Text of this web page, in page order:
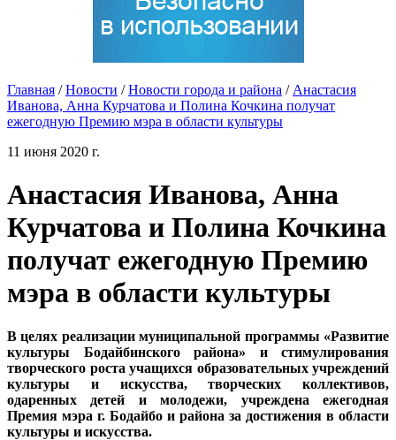
Главная / Новости / Новости города и района / Анастасия
Иванова, Анна Курчатова и Полина Кочкина получат
ежегодную Премию мэра в области культуры
11 июня 2020 г.
Анастасия Иванова, Анна
Курчатова и Полина Кочкина
получат ежегодную Премию
мэра в области культуры
В целях реализации муниципальной программы «Развитие
культуры Бодайбинского района» и стимулирования
творческого роста учащихся образовательных учреждений
культуры и искусства, творческих коллективов,
одаренных детей и молодежи, учреждена ежегодная
Премия мэра г. Бодайбо и района за достижения в области
культуры и искусства.